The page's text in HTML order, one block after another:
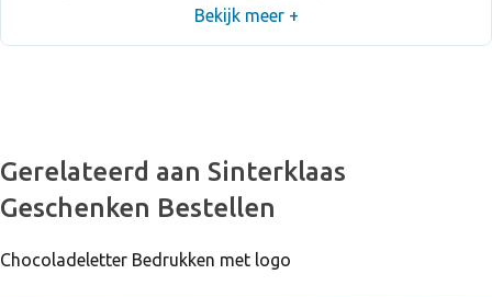
Bekijk meer +
Gerelateerd aan Sinterklaas
Geschenken Bestellen
Chocoladeletter Bedrukken met logo